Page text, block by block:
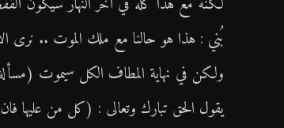
بُني : هذا هو حالنا مع ملك الموت .. نرى
ولكن في نهاية المطاف الكل سيموت
يقول الحق تبارك وتعالى : (كل من عليها فان 0 ويبقى وجه ربك ذو الجلال والإكرام) .